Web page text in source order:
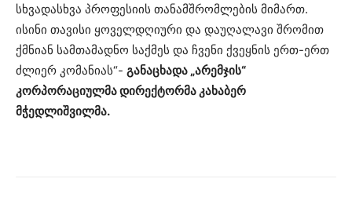
სხვადასხვა პროფესიის თანამშრომლების მიმართ.
ისინი თავისი ყოველდღიური და დაუღალავი შრომით
ქმნიან სამთამადნო საქმეს და ჩვენი ქვეყნის ერთ-ერთ
ძლიერ კომანიას“- განაცხადა „არემჯის“
კორპორაციულმა დირექტორმა კახაბერ
მჭედლიშვილმა.